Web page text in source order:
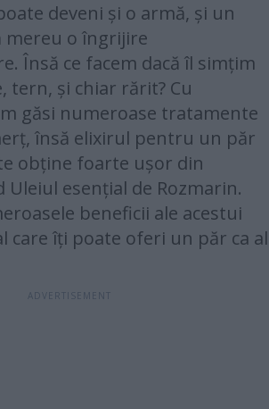
deveni și o armă, și un
mereu o îngrijire
Însă ce facem dacă îl simțim
tern, și chiar rărit? Cu
găsi numeroase tratamente
însă elixirul pentru un păr
obține foarte ușor din
esențial de Rozmarin.
beneficii ale acestui
care îți poate oferi un păr ca al